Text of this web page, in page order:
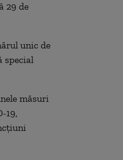
29 de
unic de
special
măsuri
19,